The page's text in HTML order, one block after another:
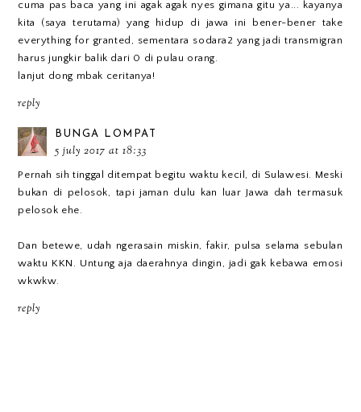
cuma pas baca yang ini agak agak nyes gimana gitu ya... kayanya
kita (saya terutama) yang hidup di jawa ini bener-bener take
everything for granted, sementara sodara2 yang jadi transmigran
harus jungkir balik dari 0 di pulau orang.
lanjut dong mbak ceritanya!
reply
BUNGA LOMPAT
5 july 2017 at 18:33
Pernah sih tinggal ditempat begitu waktu kecil, di Sulawesi. Meski
bukan di pelosok, tapi jaman dulu kan luar Jawa dah termasuk
pelosok ehe.
Dan betewe, udah ngerasain miskin, fakir, pulsa selama sebulan
waktu KKN. Untung aja daerahnya dingin, jadi gak kebawa emosi
wkwkw.
reply